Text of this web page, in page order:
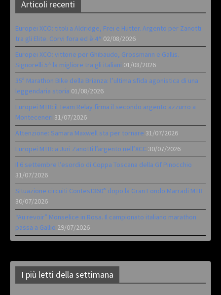
Articoli recenti
Europei XCO: titoli a Aldridge, Frei e Hutter. Argento per Zanotti
tra gli Elite. Corvi fora ed è 4^ 02/08/2026
Europei XCO: vittorie per Ghibaudo, Grossmann e Gallis.
Signorelli 5^ la migliore tra gli italiani 01/08/2026
35ª Marathon Bike della Brianza: l’ultima sfida agonistica di una
leggendaria storia 01/08/2026
Europei MTB: il Team Relay firma il secondo argento azzurro a
Monteceneri 31/07/2026
Attenzione: Samara Maxwell sta per tornare 31/07/2026
Europei MTB: a Juri Zanotti l’argento nell’XCC 30/07/2026
Il 6 settembre l’esordio di Coppa Toscana della Gf Pinocchio
31/07/2026
Situazione circuiti Contest360° dopo la Gran Fondo Marradi MTB
30/07/2026
“Au revoir” Monselice in Rosa. Il campionato italiano marathon
passa a Gallio 29/07/2026
I più letti della settimana